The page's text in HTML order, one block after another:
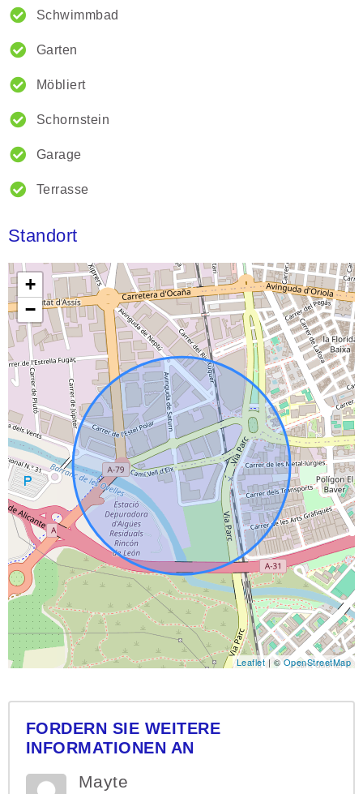
Schwimmbad
Garten
Möbliert
Schornstein
Garage
Terrasse
Standort
+
−
Leaflet| ©OpenStreetMap
FORDERN SIE WEITERE
INFORMATIONEN AN
Mayte